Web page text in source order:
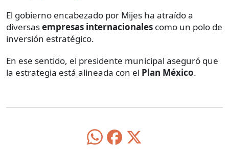
El gobierno encabezado por Mijes ha atraído a
diversasempresas internacionales como un polo de
inversión estratégico.
En ese sentido, el presidente municipal aseguró que
la estrategia está alineada con el Plan México.